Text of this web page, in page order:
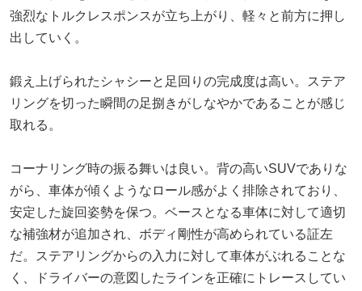
強烈なトルクレスポンスが立ち上がり、軽々と前方に押し
出していく。
鍛え上げられたシャシーと足回りの完成度は高い。ステア
リングを切った瞬間の足捌きがしなやかであることが感じ
取れる。
コーナリング時の振る舞いは良い。背の高いSUVでありな
がら、車体が傾くようなロール感がよく排除されており、
安定した旋回姿勢を保つ。ベースとなる車体に対して適切
な補強材が追加され、ボディ剛性が高められている証左
だ。ステアリングからの入力に対して車体がぶれることな
く、ドライバーの意図したラインを正確にトレースしてい